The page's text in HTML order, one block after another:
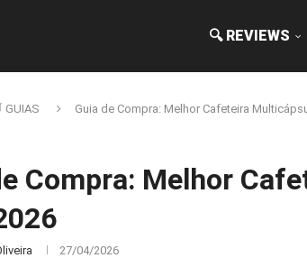
🔍 REVIEWS
GUIAS Guia de Compra: Melhor Cafeteira
Compra: Melhor
27/04/2026